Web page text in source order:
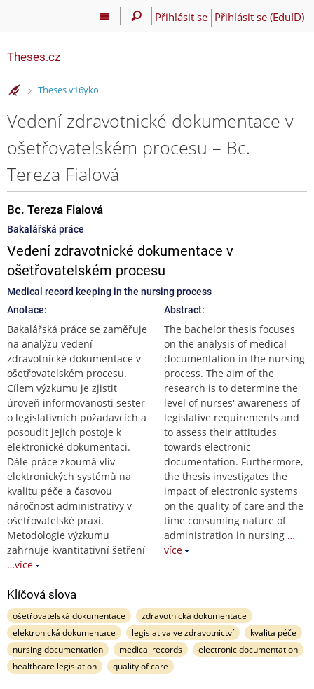
Přihlásit se Přihlásit se (EduID)
Theses.cz
>
Theses v16yko
Vedení zdravotnické dokumentace v
ošetřovatelském procesu – Bc.
Tereza Fialová
Bc. Tereza Fialová
Bakalářská práce
Vedení zdravotnické dokumentace v
ošetřovatelském procesu
Medical record keeping in the nursing process
Anotace:
Bakalářská práce se zaměřuje
na analýzu vedení
zdravotnické dokumentace v
ošetřovatelském procesu.
Cílem výzkumu je zjistit
úroveň informovanosti sester
o legislativních požadavcích a
posoudit jejich postoje k
elektronické dokumentaci.
Dále práce zkoumá vliv
elektronických systémů na
kvalitu péče a časovou
náročnost administrativy v
ošetřovatelské praxi.
Metodologie výzkumu
zahrnuje kvantitativní šetření
…více
Abstract:
The bachelor thesis focuses
on the analysis of medical
documentation in the nursing
process. The aim of the
research is to determine the
level of nurses' awareness of
legislative requirements and
to assess their attitudes
towards electronic
documentation. Furthermore,
the thesis investigates the
impact of electronic systems
on the quality of care and the
time consuming nature of
administration in nursing …
více
Klíčová slova
ošetřovatelská dokumentace
zdravotnická dokumentace
elektronická dokumentace
legislativa ve zdravotnictví
kvalita péče
nursing documentation
medical records
electronic documentation
healthcare legislation
quality of care